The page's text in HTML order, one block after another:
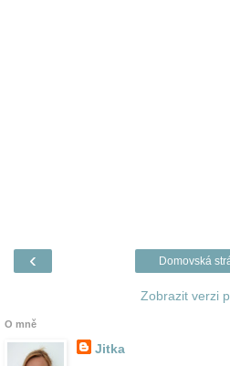
‹ Domovská
Zobrazit verzi
O mně
Jitka